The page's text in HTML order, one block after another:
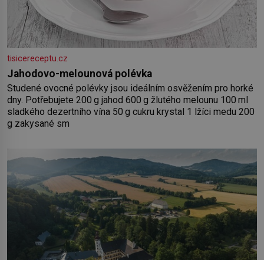
tisicereceptu.cz
Jahodovo-melounová polévka
Studené ovocné polévky jsou ideálním osvěžením pro horké
dny. Potřebujete 200 g jahod 600 g žlutého melounu 100 ml
sladkého dezertního vína 50 g cukru krystal 1 lžíci medu 200
g zakysané sm